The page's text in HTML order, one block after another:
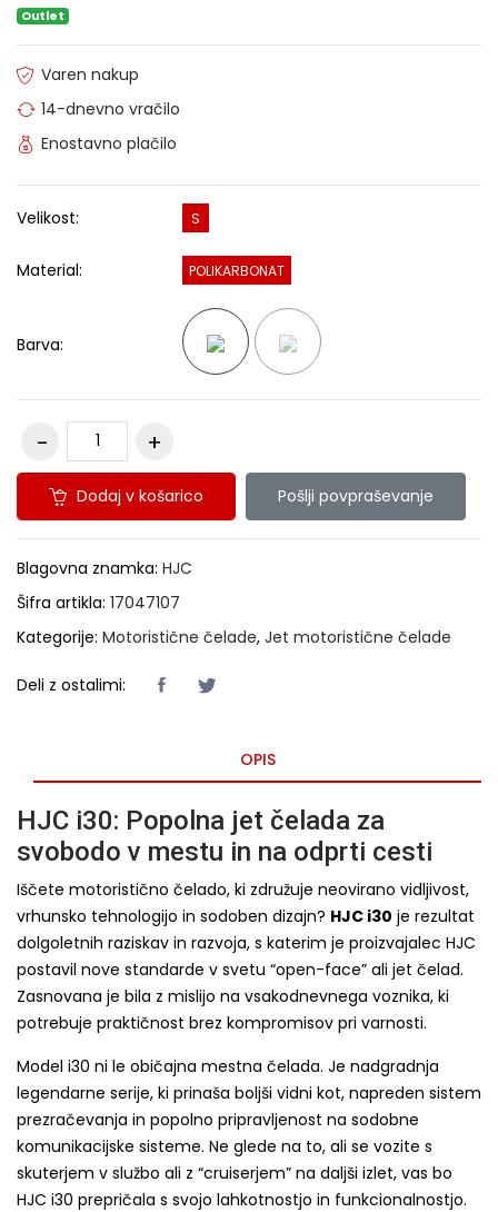
Outlet
Varen nakup
14-dnevno vračilo
Enostavno plačilo
Velikost: S
Material: POLIKARBONAT
Barva:
Dodaj v košarico Pošlji povpraševanje
Blagovna znamka: HJC
Šifra artikla: 17047107
Kategorije: Motoristične čelade, Jet motoristične čelade
Deli z ostalimi:
OPIS
HJC i30: Popolna jet čelada za
svobodo v mestu in na odprti cesti
Iščete motoristično čelado, ki združuje neovirano vidljivost,
vrhunsko tehnologijo in sodoben dizajn? HJC i30 je rezultat
dolgoletnih raziskav in razvoja, s katerim je proizvajalec HJC
postavil nove standarde v svetu “open-face” ali jet čelad.
Zasnovana je bila z mislijo na vsakodnevnega voznika, ki
potrebuje praktičnost brez kompromisov pri varnosti.
Model i30 ni le običajna mestna čelada. Je nadgradnja
legendarne serije, ki prinaša boljši vidni kot, napreden sistem
prezračevanja in popolno pripravljenost na sodobne
komunikacijske sisteme. Ne glede na to, ali se vozite s
skuterjem v službo ali z “cruiserjem” na daljši izlet, vas bo
HJC i30 prepričala s svojo lahkotnostjo in funkcionalnostjo.